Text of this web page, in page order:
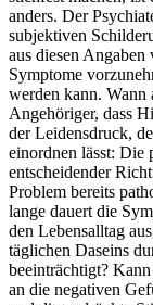
anders. Der
subjektiven
aus diesen
Symptome
werden kann. Wann
Angehöriger, dass
der Leidensdruck,
einordnen lässt: Die
entscheidender
Problem bereits
lange dauert die
den Lebensalltag
täglichen Daseins
beeinträchtigt?
an die negativen